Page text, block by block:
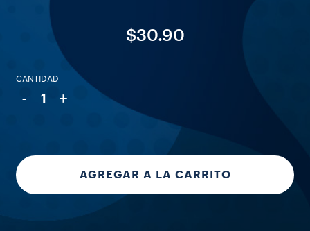
$30.90
CANTIDAD
- 1 +
AGREGAR A LA CARRITO